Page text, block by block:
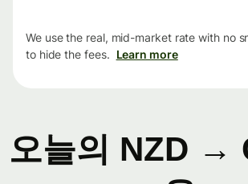
We use the real, mid-market rate with no
to hide the fees. Learn more
오늘의 NZD →